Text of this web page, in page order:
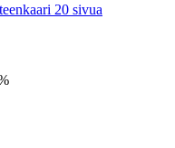
20 sivua